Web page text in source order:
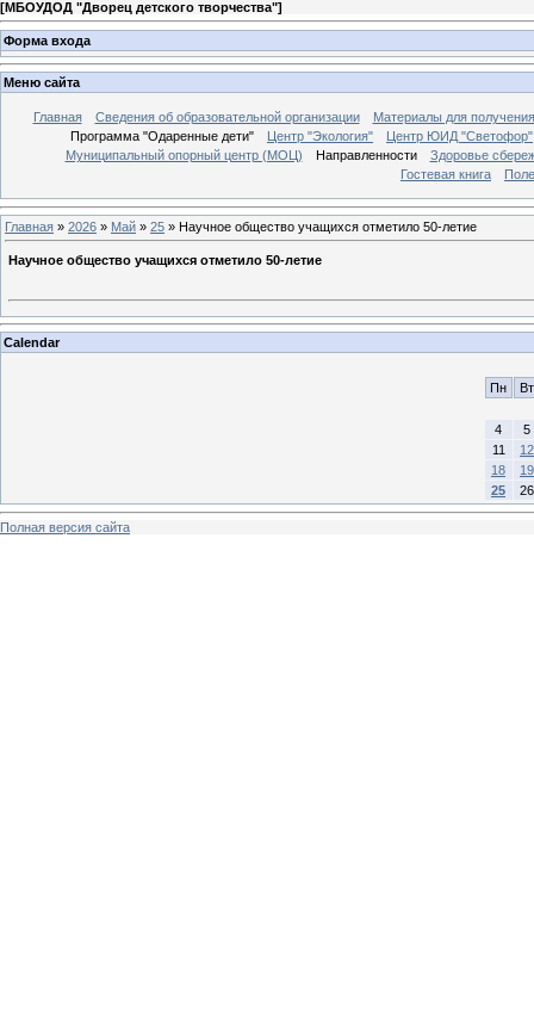
[МБОУДОД "Дворец детского творчества"]
Форма входа
Меню сайта
Главная Сведения об образовательной организации
Материалы для
Программа "Одаренные дети"
Центр "Экология"
Центр ЮИД "Светофор"
Муниципальный опорный центр (МОЦ)
Направленности
Здоровье
Гостевая книга
Главная » 2026 » Май » 25 » Научное общество учащихся отметило 50-летие
Научное общество учащихся отметило 50-летие
Calendar
Пн Вт
4
5
11
12
18
19
25
26
Полная версия сайта